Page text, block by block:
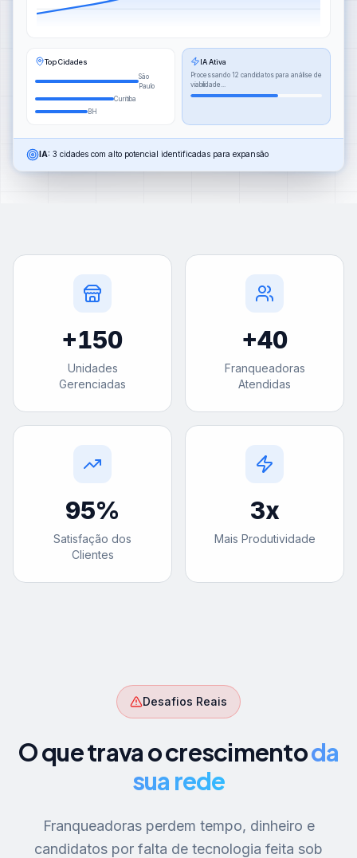
Top Cidades
São
Paulo
Curitiba
BH
IA Ativa
Processando 12 candidatos para análise de
viabilidade...
IA: 3 cidades com alto potencial identificadas para expansão
+150
Unidades
Gerenciadas
+40
Franqueadoras
Atendidas
95%
Satisfação dos
Clientes
3x
Mais Produtividade
Desafios Reais
O que trava o crescimentoda
sua rede
Franqueadoras perdem tempo, dinheiro e
candidatos por falta de tecnologia feita sob